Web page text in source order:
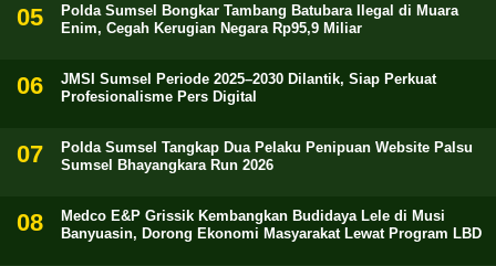
Polda Sumsel Bongkar Tambang Batubara Ilegal di Muara
Enim, Cegah Kerugian Negara Rp95,9 Miliar
JMSI Sumsel Periode 2025–2030 Dilantik, Siap Perkuat
Profesionalisme Pers Digital
Polda Sumsel Tangkap Dua Pelaku Penipuan Website Palsu
Sumsel Bhayangkara Run 2026
Medco E&P Grissik Kembangkan Budidaya Lele di Musi
Banyuasin, Dorong Ekonomi Masyarakat Lewat Program LBD